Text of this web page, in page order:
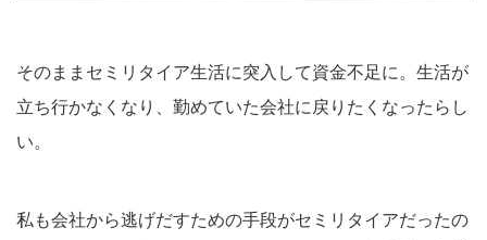
そのままセミリタイア生活に突入して資金不足に。生活が
立ち行かなくなり、勤めていた会社に戻りたくなったらし
い。
私も会社から逃げだすための手段がセミリタイアだったの